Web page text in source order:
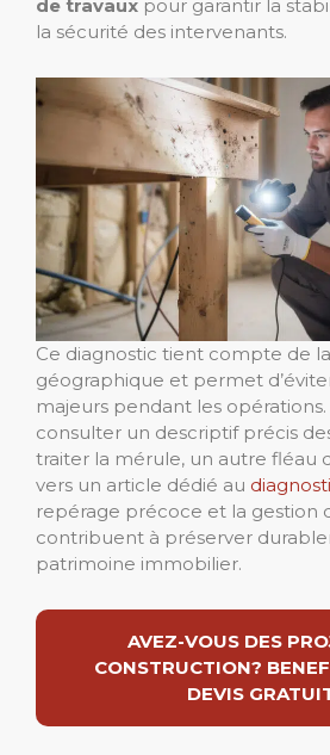
de travaux pour garantir la
la sécurité des intervenants.
Ce diagnostic tient compte de
géographique et permet
majeurs pendant les
consulter un descriptif précis
traiter la mérule, un autre fléau
vers un article dédié au
repérage précoce et la gestion
contribuent à préserver
patrimoine immobilier.
AVEZ-VOUS DES
CONSTRUCTION?
DEVIS